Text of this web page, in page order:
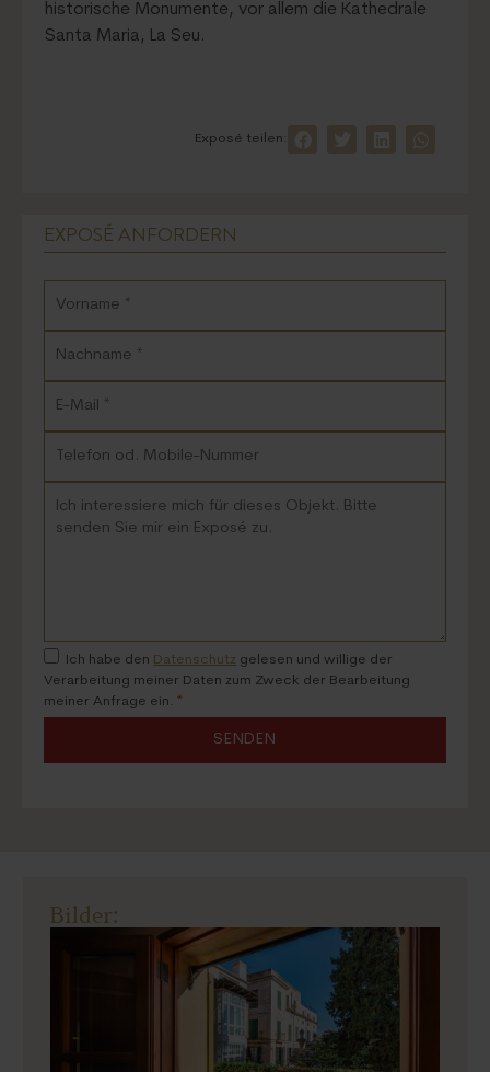
historische Monumente, vor allem die Kathedrale
Santa Maria, La Seu.
Exposé teilen:
EXPOSÉ ANFORDERN
Ich habe den Datenschutz gelesen und willige der
Verarbeitung meiner Daten zum Zweck der Bearbeitung
meiner Anfrage ein. *
SENDEN
Bilder: